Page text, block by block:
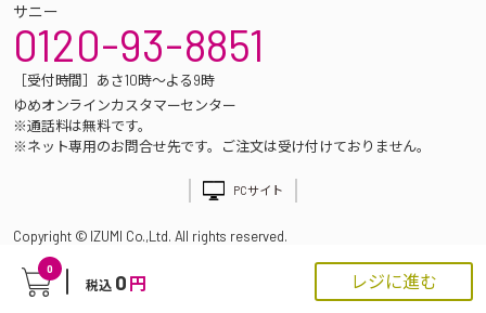
0
税込 0 円 レジに進む
サニー
0120-93-8851
［受付時間］あさ10時～よる9時
ゆめオンラインカスタマーセンター
※通話料は無料です。
※ネット専用のお問合せ先です。ご注文は受け付けておりません。
PCサイト
Copyright © IZUMI Co.,Ltd. All rights reserved.